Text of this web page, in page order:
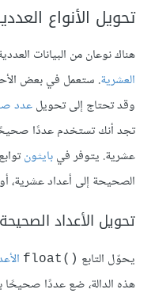
تحويل الأنواع
هناك نوعان من البيانات
العشرية. ستعمل في بعض
وقد تحتاج إلى تحويلعدد
تجد أنك تستخدم عددًا
عشرية. يتوفر فيبايثون
الصحيحة إلى أعداد عشرية،
تحويل الأعداد
يحوّل التابع float()
هذه الدالة، ضع عددًا صحيحًا